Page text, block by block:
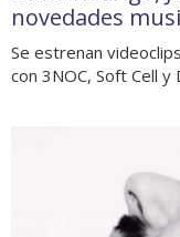
novedades
Se estrenan
con 3NOC, Soft Cell